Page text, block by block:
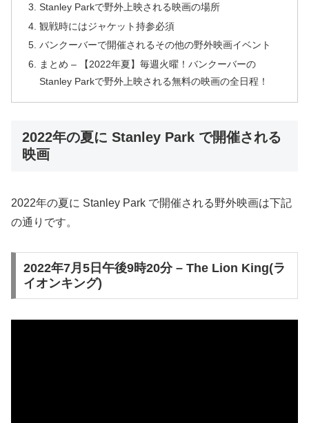
Stanley Parkで野外上映される映画の場所
観戦時にはジャケット持参必須
バンクーバーで開催されるその他の野外映画イベント
まとめ – 【2022年夏】毎週火曜！バンクーバーの
Stanley Parkで野外上映される無料の映画の全日程！
2022年の夏に Stanley Park で開催される
映画
2022年の夏に Stanley Park で開催される野外映画は下記
の通りです。
2022年7月5日午後9時20分 – The Lion King(ラ
イオンキング)